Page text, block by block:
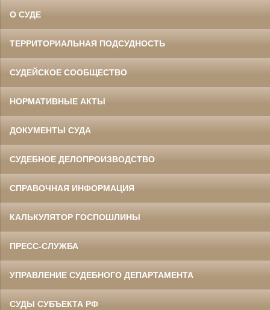
О СУДЕ
ТЕРРИТОРИАЛЬНАЯ ПОДСУДНОСТЬ
СУДЕЙСКОЕ СООБЩЕСТВО
НОРМАТИВНЫЕ АКТЫ
ДОКУМЕНТЫ СУДА
СУДЕБНОЕ ДЕЛОПРОИЗВОДСТВО
СПРАВОЧНАЯ ИНФОРМАЦИЯ
КАЛЬКУЛЯТОР ГОСПОШЛИНЫ
ПРЕСС-СЛУЖБА
УПРАВЛЕНИЕ СУДЕБНОГО ДЕПАРТАМЕНТА
СУДЫ СУБЪЕКТА РФ